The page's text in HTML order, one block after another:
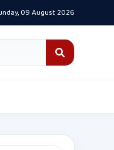
चाहिए- CM भगवंत सिंह मान
09 August 2026